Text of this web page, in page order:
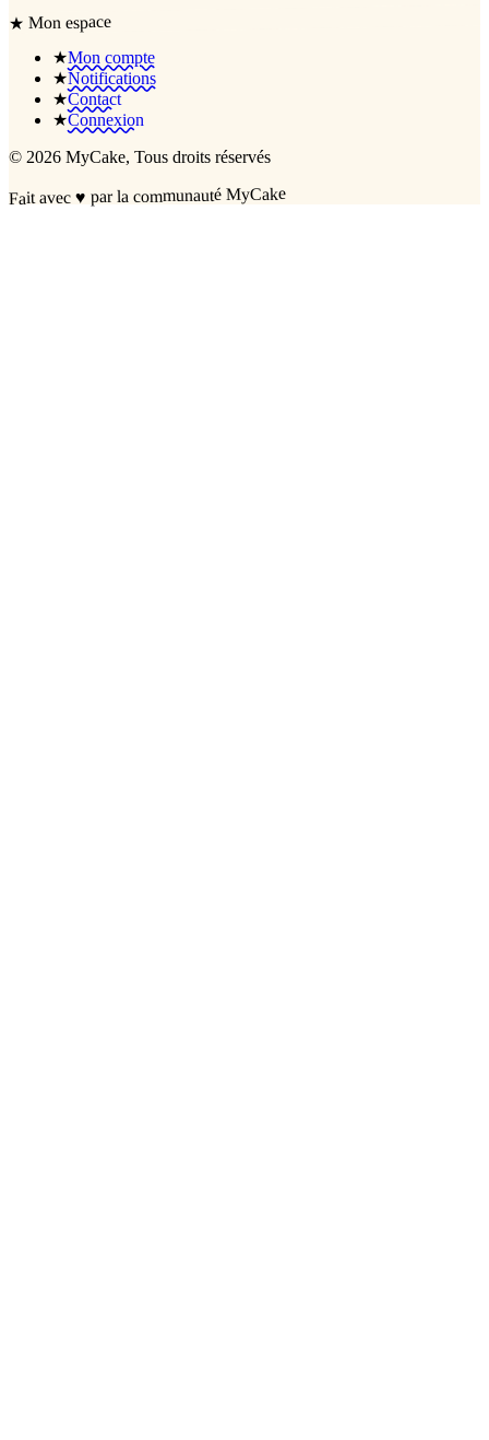
★Mon espace
★Mon compte
★Notifications
★Contact
★Connexion
© 2026 MyCake, Tous droits réservés
Fait avec♥ par la communauté MyCake